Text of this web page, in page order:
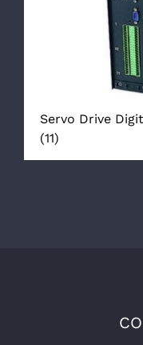
Servo Drive
(11)